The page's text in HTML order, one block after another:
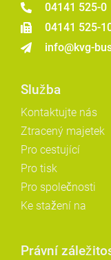
04141 525-0
04141 525-
info@kvg-
Služba
Kontaktujte nás
Ztracený majetek
Pro cestující
Pro tisk
Pro společnosti
Ke stažení na
Právní